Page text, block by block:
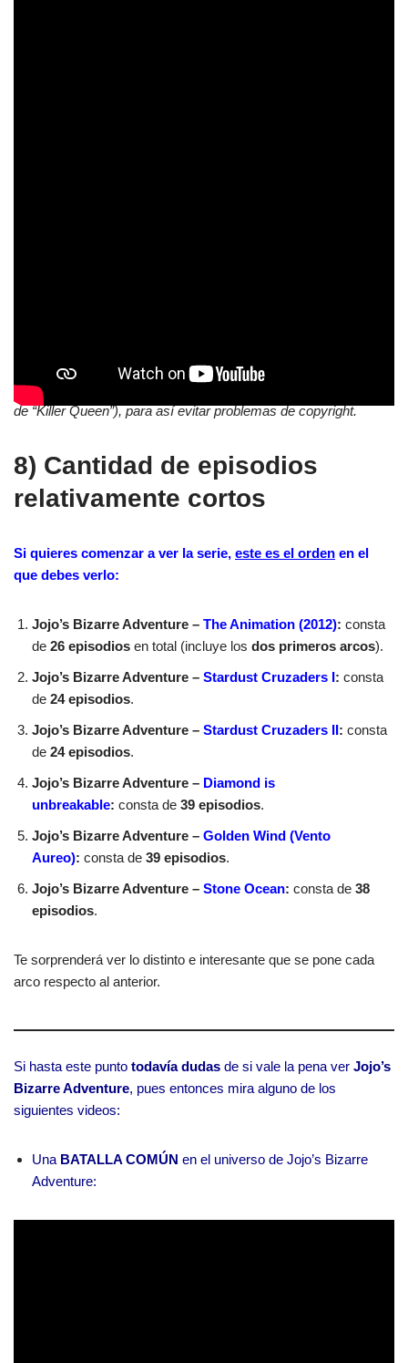
muchos nombres son ligeramente cambiados en el anime
cuando se traducen al inglés (por ej: “Deadly Queen” en lugar
de “Killer Queen”), para así evitar problemas de copyright.
8) Cantidad de episodios
relativamente cortos
Si quieres comenzar a ver la serie, este es el orden en el
que debes verlo:
Jojo’s Bizarre Adventure – The Animation (2012): consta
de 26 episodios en total (incluye los dos primeros arcos).
Jojo’s Bizarre Adventure – Stardust Cruzaders I: consta
de 24 episodios.
Jojo’s Bizarre Adventure – Stardust Cruzaders II: consta
de 24 episodios.
Jojo’s Bizarre Adventure – Diamond is
unbreakable: consta de 39 episodios.
Jojo’s Bizarre Adventure – Golden Wind (Vento
Aureo): consta de 39 episodios.
Jojo’s Bizarre Adventure – Stone Ocean: consta de 38
episodios.
Te sorprenderá ver lo distinto e interesante que se pone cada
arco respecto al anterior.
Si hasta este punto todavía dudas de si vale la pena ver Jojo’s
Bizarre Adventure, pues entonces mira alguno de los
siguientes videos:
Una BATALLA COMÚN en el universo de Jojo’s Bizarre
Adventure: